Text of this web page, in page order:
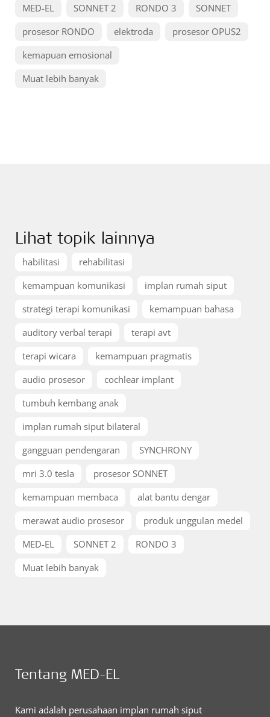
MED-EL
SONNET 2 RONDO 3
SONNET
prosesor RONDO
elektroda
prosesor OPUS2
kemapuan emosional
Muat lebih banyak
Lihat topik lainnya
habilitasi
rehabilitasi
kemampuan komunikasi
implan rumah siput
strategi terapi komunikasi
kemampuan bahasa
auditory verbal terapi
terapi avt
terapi wicara
kemampuan pragmatis
audio prosesor
cochlear implant
tumbuh kembang anak
implan rumah siput bilateral
gangguan pendengaran
SYNCHRONY
mri 3.0 tesla
prosesor SONNET
kemampuan membaca
alat bantu dengar
merawat audio prosesor
produk unggulan medel
MED-EL
SONNET 2
RONDO 3
Muat lebih banyak
Tentang MED-EL
Kami adalah perusahaan implan rumah siput